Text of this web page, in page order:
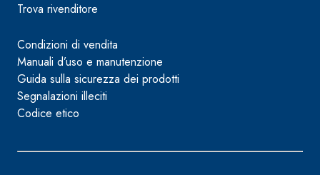
Trova rivenditore
Condizioni di vendita
Manuali d’uso e manutenzione
Guida sulla sicurezza dei prodotti
Segnalazioni illeciti
Codice etico